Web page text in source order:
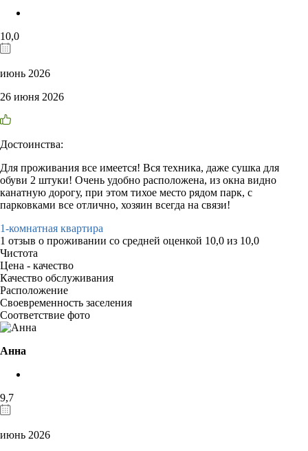
10,0
июнь 2026
26 июня 2026
Достоинства:
Для проживания все имеется! Вся техника, даже сушка для
обуви 2 штуки! Очень удобно расположена, из окна видно
канатную дорогу, при этом тихое место рядом парк, с
парковками все отлично, хозяин всегда на связи!
1-комнатная квартира
1 отзыв о проживании со средней оценкой 10,0 из 10,0
Чистота
Цена - качество
Качество обслуживания
Расположение
Своевременность заселения
Соответствие фото
Анна
9,7
июнь 2026